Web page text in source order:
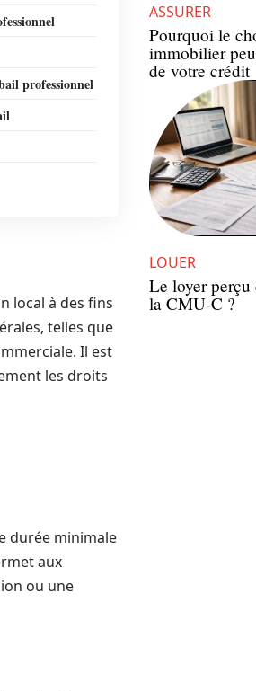
professionnel
local à des fins
telles que
Il est
les droits
durée minimale
aux
ou une
ASSURER
Pourquoi le
immobilier
de votre crédit
LOUER
Le loyer
la CMU-C ?